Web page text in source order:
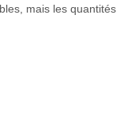
mais les quantités